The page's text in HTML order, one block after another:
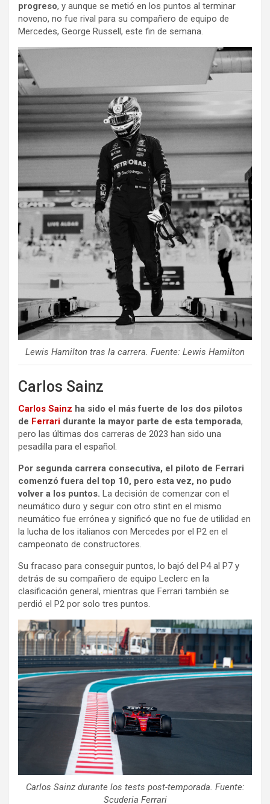
progreso, y aunque se metió en los puntos al terminar
noveno, no fue rival para su compañero de equipo de
Mercedes, George Russell, este fin de semana.
Lewis Hamilton tras la carrera. Fuente: Lewis Hamilton
Carlos Sainz
Carlos Sainz ha sido el más fuerte de los dos pilotos
de Ferrari durante la mayor parte de esta temporada,
pero las últimas dos carreras de 2023 han sido una
pesadilla para el español.
Por segunda carrera consecutiva, el piloto de Ferrari
comenzó fuera del top 10, pero esta vez, no pudo
volver a los puntos. La decisión de comenzar con el
neumático duro y seguir con otro stint en el mismo
neumático fue errónea y significó que no fue de utilidad en
la lucha de los italianos con Mercedes por el P2 en el
campeonato de constructores.
Su fracaso para conseguir puntos, lo bajó del P4 al P7 y
detrás de su compañero de equipo Leclerc en la
clasificación general, mientras que Ferrari también se
perdió el P2 por solo tres puntos.
Carlos Sainz durante los tests post-temporada. Fuente:
Scuderia Ferrari